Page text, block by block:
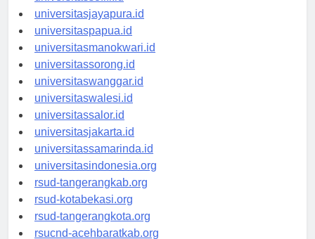
universitassofifi.id
universitasjayapura.id
universitaspapua.id
universitasmanokwari.id
universitassorong.id
universitaswanggar.id
universitaswalesi.id
universitassalor.id
universitasjakarta.id
universitassamarinda.id
universitasindonesia.org
rsud-tangerangkab.org
rsud-kotabekasi.org
rsud-tangerangkota.org